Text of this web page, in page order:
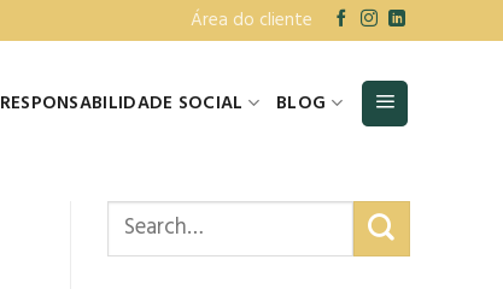
Área do cliente
RESPONSABILIDADE SOCIAL BLOG